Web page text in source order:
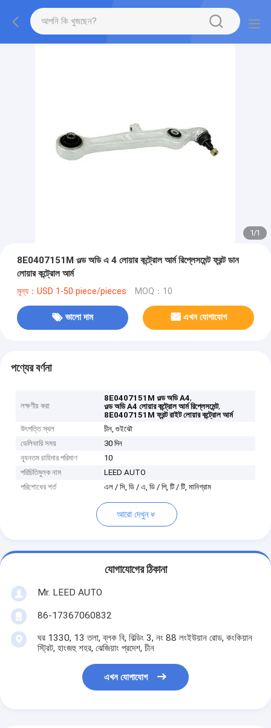
1/1
8E0407151M ওল্ড অডি এ 4 লোয়ার কন্ট্রোল আর্ম রিপ্লেসমেন্ট ফ্রন্ট ডান
লোয়ার কন্ট্রোল আর্ম
মূল্য：USD 1-50 piece/pieces MOQ：10
ভালো দাম এখন যোগাযোগ
পণ্যের বর্ণনা
লক্ষণীয় করা
8E0407151M ওল্ড অডি A4,
ওল্ড অডি A4 লোয়ার কন্ট্রোল আর্ম রিপ্লেসমেন্ট,
8E0407151M ফ্রন্ট রাইট লোয়ার কন্ট্রোল আর্ম
উৎপত্তি স্থল
চীন, গুইঝৌ
ডেলিভারি সময়
30 দিন
ন্যূনতম চাহিদার পরিমাণ
10
পরিচিতিমুলক নাম
LEED AUTO
পরিশোধের শর্ত
এল / সি, ডি / এ, ডি / পি, টি / টি, মানিগ্রাম
আরো দেখুন
যোগাযোগের ঠিকানা
Mr. LEED AUTO
86-17367060832
ঘর 1330, 13 তলা, ব্লক বি, বিল্ডিং 3, নং 88 লংইউয়ান রোড, কংকিয়ান
স্ট্রিট, হাংজহু শহর, ঝেজিয়াং প্রদেশ, চীন
এখন যোগাযোগ